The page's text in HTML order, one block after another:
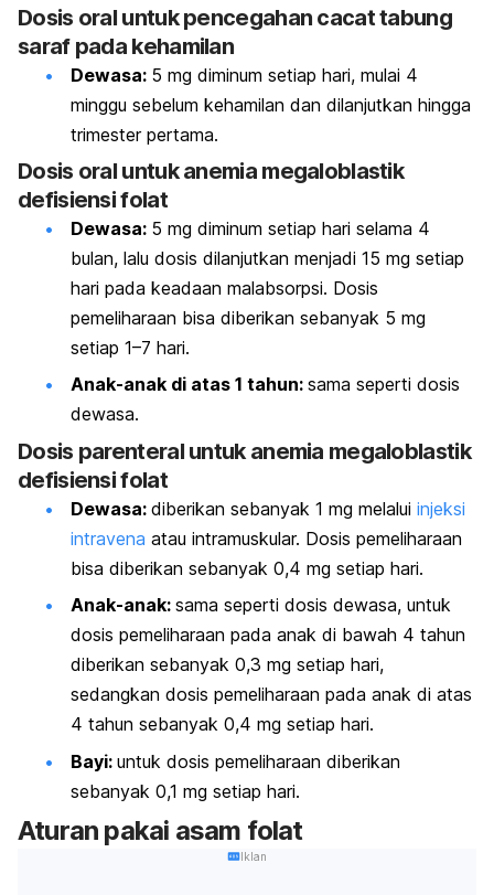
Dosis oral untuk pencegahan cacat tabung
saraf pada kehamilan
Dewasa: 5 mg diminum setiap hari, mulai 4
minggu sebelum kehamilan dan dilanjutkan hingga
trimester pertama.
Dosis oral untuk anemia megaloblastik
defisiensi folat
Dewasa: 5 mg diminum setiap hari selama 4
bulan, lalu dosis dilanjutkan menjadi 15 mg setiap
hari pada keadaan malabsorpsi. Dosis
pemeliharaan bisa diberikan sebanyak 5 mg
setiap 1–7 hari.
Anak-anak di atas 1 tahun: sama seperti dosis
dewasa.
Dosis parenteral untuk anemia megaloblastik
defisiensi folat
Dewasa: diberikan sebanyak 1 mg melalui injeksi
intravena atau intramuskular. Dosis pemeliharaan
bisa diberikan sebanyak 0,4 mg setiap hari.
Anak-anak: sama seperti dosis dewasa, untuk
dosis pemeliharaan pada anak di bawah 4 tahun
diberikan sebanyak 0,3 mg setiap hari,
sedangkan dosis pemeliharaan pada anak di atas
4 tahun sebanyak 0,4 mg setiap hari.
Bayi: untuk dosis pemeliharaan diberikan
sebanyak 0,1 mg setiap hari.
Aturan pakai asam folat
Iklan